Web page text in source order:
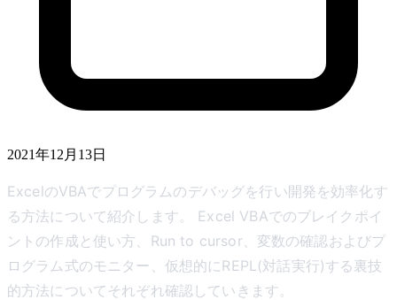
2021年12月13日
ExcelのVBAでプログラムのデバッグを行い開発を効率化す
る方法について紹介します。 Excel VBAでのブレイクポイ
ントの作成と使い方、Run to cursor、変数の確認およびプ
ログラム式のモニター、仮想的にREPL(対話実行)する裏技
的方法についてそれぞれ確認していきます。